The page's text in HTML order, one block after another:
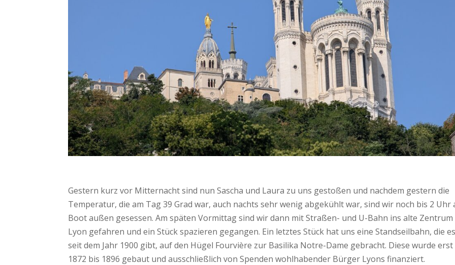
Gestern kurz vor Mitternacht sind nun Sascha und Laura zu uns gestoßen und nachdem gestern die
Temperatur, die am Tag 39 Grad war, auch nachts sehr wenig abgekühlt war, sind wir noch bis 2 Uhr
Boot außen gesessen. Am späten Vormittag sind wir dann mit Straßen- und U-Bahn ins alte
Lyon gefahren und ein Stück spazieren gegangen. Ein letztes Stück hat uns eine Standseilbahn, die
seit dem Jahr 1900 gibt, auf den Hügel Fourvière zur Basilika Notre-Dame gebracht. Diese wurde
1872 bis 1896 gebaut und ausschließlich von Spenden wohlhabender Bürger Lyons finanziert.